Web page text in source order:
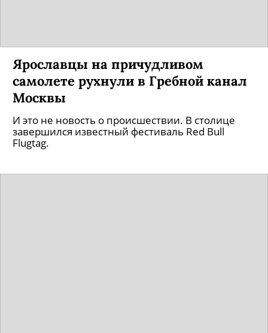
Ярославцы на причудливом
самолете рухнули в Гребной канал
Москвы
И это не новость о происшествии. В столице
завершился известный фестиваль Red Bull
Flugtag.